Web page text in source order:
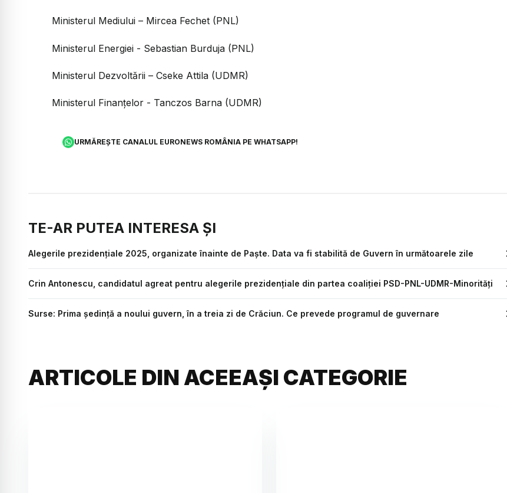
Ministerul Mediului – Mircea Fechet (PNL)
Ministerul Energiei - Sebastian Burduja (PNL)
Ministerul Dezvoltării – Cseke Attila (UDMR)
Ministerul Finanțelor - Tanczos Barna (UDMR)
URMĂREȘTE CANALUL EURONEWS ROMÂNIA PE WHATSAPP!
TE-AR PUTEA INTERESA ȘI
Alegerile prezidențiale 2025, organizate înainte de Paște. Data va fi stabilită de Guvern în următoarele zile
Crin Antonescu, candidatul agreat pentru alegerile prezidențiale din partea coaliției PSD-PNL-UDMR-Minorități
Surse: Prima ședință a noului guvern, în a treia zi de Crăciun. Ce prevede programul de guvernare
ARTICOLE DIN ACEEAȘI CATEGORIE